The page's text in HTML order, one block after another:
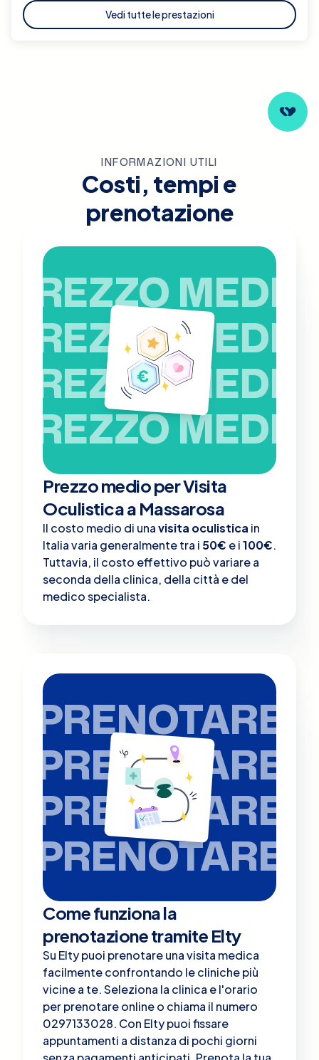
Vedi tutte le prestazioni
INFORMAZIONI UTILI
Costi, tempi e
prenotazione
PREZZO MEDIO
PREZZO MEDIO
PREZZO MEDIO
PREZZO MEDIO
Prezzo medio per Visita
Oculistica a Massarosa
Il costo medio di unavisita oculistica in
Italia varia generalmente tra i 50€ e i100€.
Tuttavia, il costo effettivo può variare a
seconda della clinica, della città e del
medico specialista.
PRENOTARE
PRENOTARE
PRENOTARE
PRENOTARE
Come funziona la
prenotazione tramite Elty
Su Elty puoi prenotare una visita medica
facilmente confrontando le cliniche più
vicine a te. Seleziona la clinica e l'orario
per prenotare online o chiama il numero
0297133028. Con Elty puoi fissare
appuntamenti a distanza di pochi giorni